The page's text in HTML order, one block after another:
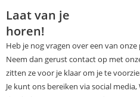
Laat van je
horen!
Heb je nog vragen over een van
Neem dan gerust contact op met
zitten ze voor je klaar om je te
Je kunt ons bereiken via social